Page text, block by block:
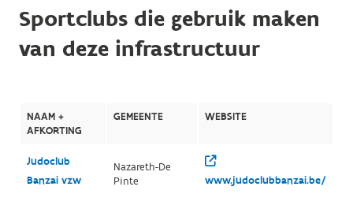
Sportclubs die gebruik maken
van deze infrastructuur
NAAM +
AFKORTING
GEMEENTE WEBSITE
Judoclub
Banzai vzw
Nazareth-De
Pinte
www.judoclubbanzai.be/